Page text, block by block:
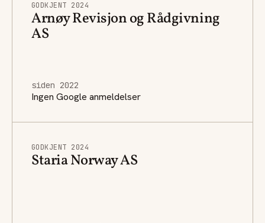
GODKJENT 2024
Arnøy Revisjon og Rådgivning
AS
siden 2022
Ingen Google anmeldelser
GODKJENT 2024
Staria Norway AS